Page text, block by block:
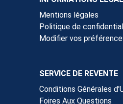
Mentions légales
Politique de
Modifier vos
SERVICE DE REVENTE
Conditions Générales
Foires Aux Questions